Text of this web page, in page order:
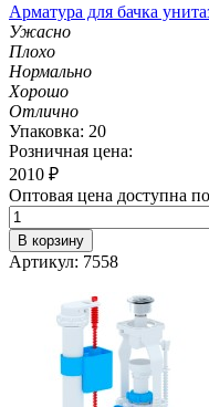
Арматура для бачка
Ужасно
Плохо
Нормально
Хорошо
Отлично
Упаковка: 20
Розничная цена:
2010 ₽
Оптовая цена доступна
В корзину
Артикул: 7558